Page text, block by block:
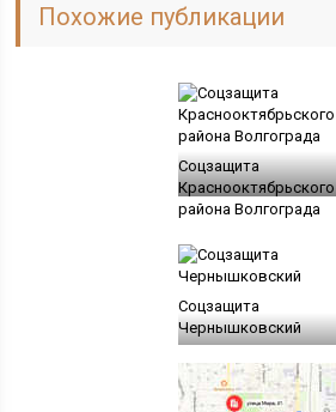
Похожие публикации
Соцзащита
Краснооктябрьского
района Волгограда
Соцзащита
Чернышковский